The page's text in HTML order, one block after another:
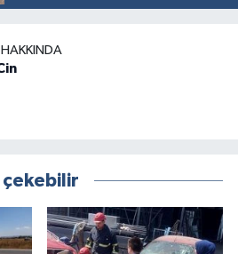
HAKKINDA
çekebilir